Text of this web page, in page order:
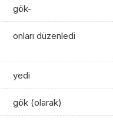
gök-
onları düzenledi
yedi
gök (olarak)